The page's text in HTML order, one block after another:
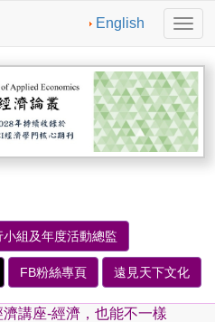
English
切
換
導
航
小組及年度活動總監
FB粉絲專頁 遠見天下文化
講座-經濟，也能不一樣